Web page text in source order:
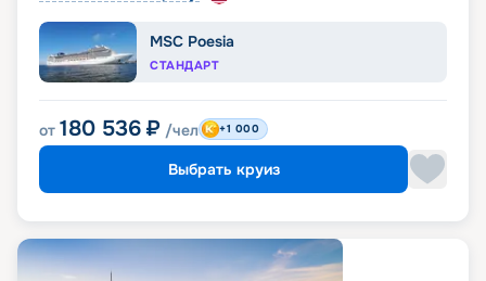
MSC Poesia
СТАНДАРТ
от 180 536 ₽ /чел +1 000
Выбрать круиз